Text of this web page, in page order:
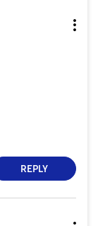
REPLY